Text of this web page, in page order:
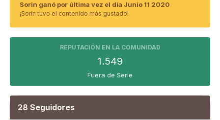
Sorin ganó por última vez el día Junio 11 2020
¡Sorin tuvo el contenido más gustado!
REPUTACIÓN EN LA COMUNIDAD
1.549
Fuera de Serie
28 Seguidores